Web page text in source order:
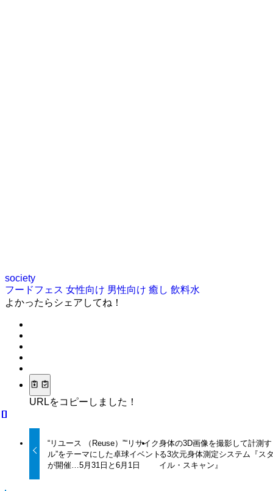
society
フードフェス 女性向け 男性向け 癒し 飲料水
よかったらシェアしてね！
URLをコピーしました！
“リユース （Reuse）”“リサイク
ル”をテーマにした卓球イベント
が開催…5月31日と6月1日
身体の3D画像を撮影して計測す
る3次元身体測定システム『ス
イル・スキャン』